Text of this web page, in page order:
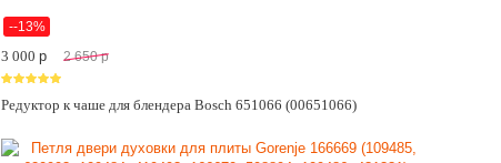
--13%
3 000p 2 650 p
Редуктор к чаше для блендера Bosch 651066 (00651066)